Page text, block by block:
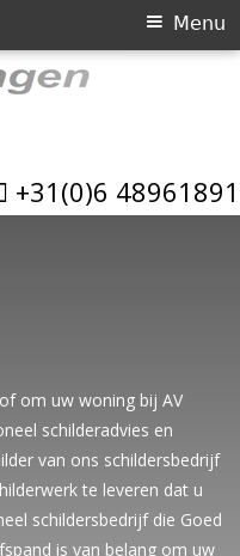
+31(0)6 48961891
Menu
om uw woning bij AV
schilderadvies en
van ons schildersbedrijf
te leveren dat u
schildersbedrijf die Goed
is van belang om uw